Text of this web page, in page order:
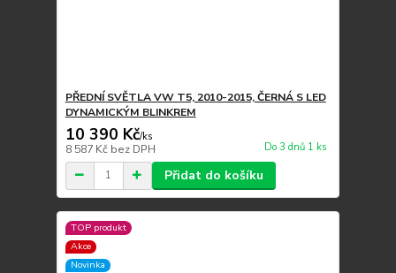
PŘEDNÍ SVĚTLA VW T5, 2010-2015, ČERNÁ S LED
DYNAMICKÝM BLINKREM
10 390 Kč/ks
8 587 Kč bez DPH Do 3 dnů 1 ks
Přidat do košíku
TOP produkt
Akce
Novinka